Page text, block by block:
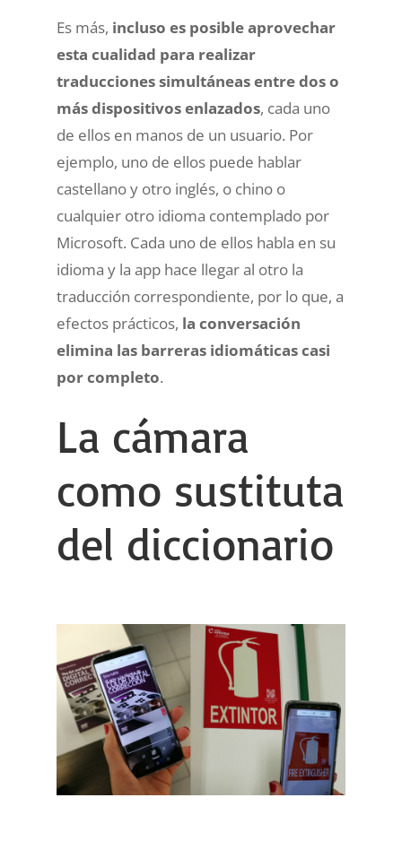
Es más, incluso es posible aprovechar
esta cualidad para realizar
traducciones simultáneas entre dos o
más dispositivos enlazados, cada uno
de ellos en manos de un usuario. Por
ejemplo, uno de ellos puede hablar
castellano y otro inglés, o chino o
cualquier otro idioma contemplado por
Microsoft. Cada uno de ellos habla en su
idioma y la app hace llegar al otro la
traducción correspondiente, por lo que, a
efectos prácticos, la conversación
elimina las barreras idiomáticas casi
por completo.
La cámara
como sustituta
del diccionario